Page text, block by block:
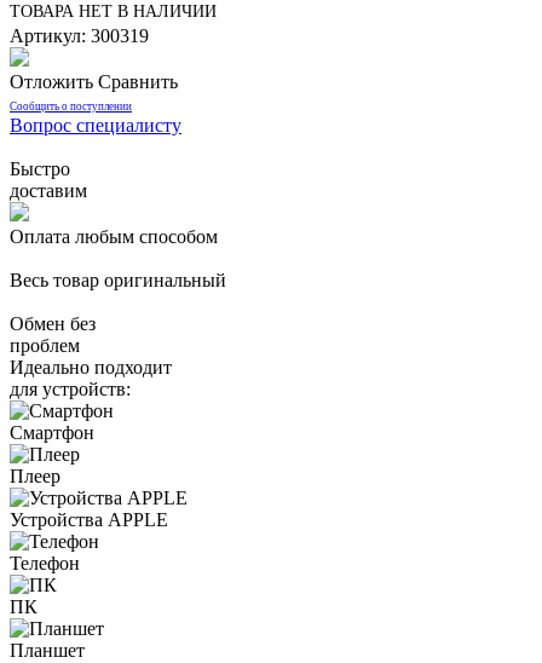
ТОВАРА НЕТ В НАЛИЧИИ
Артикул: 300319
Отложить Сравнить
Сообщить о поступлении
Вопрос специалисту
Быстро
доставим
Оплата любым способом
Весь товар оригинальный
Обмен без
проблем
Идеально подходит
для устройств:
Смартфон
Плеер
Устройства APPLE
Телефон
ПК
Планшет